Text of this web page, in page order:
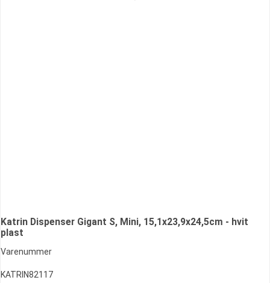
Katrin Dispenser Gigant S, Mini, 15,1x23,9x24,5cm - hvit
plast
Varenummer
KATRIN82117